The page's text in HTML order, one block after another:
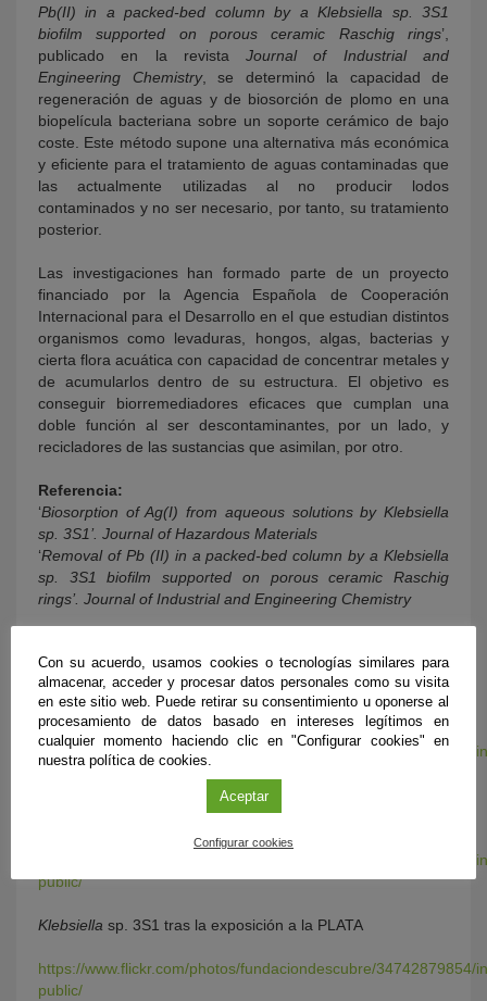
Pb(II) in a packed-bed column by a Klebsiella sp. 3S1
biofilm supported on porous ceramic Raschig rings’,
publicado en la revistaJournal of Industrial and
Engineering Chemistry, se determinó la capacidad de
regeneración de aguas y de biosorción de plomo en una
biopelícula bacteriana sobre un soporte cerámico de bajo
coste. Este método supone una alternativa más económica
y eficiente para el tratamiento de aguas contaminadas que
las actualmente utilizadas al no producir lodos
contaminados y no ser necesario, por tanto, su tratamiento
posterior.
Las investigaciones han formado parte de un proyecto
financiado por la Agencia Española de Cooperación
Internacional para el Desarrollo en el que estudian distintos
organismos como levaduras, hongos, algas, bacterias y
cierta flora acuática con capacidad de concentrar metales y
de acumularlos dentro de su estructura. El objetivo es
conseguir biorremediadores eficaces que cumplan una
doble función al ser descontaminantes, por un lado, y
recicladores de las sustancias que asimilan, por otro.
Referencia:
‘Biosorption of Ag(I) from aqueous solutions by Klebsiella
sp. 3S1’. Journal of Hazardous Materials
‘Removal of Pb (II) in a packed-bed column by a Klebsiella
sp. 3S1 biofilm supported on porous ceramic Raschig
rings’. Journal of Industrial and Engineering Chemistry
(De Izquierda a derecha) Encarnación Ruiz, Antonio Jesús
Muñoz y Francisco Espínola, autores del artículo
https://www.flickr.com/photos/fundaciondescubre/35545405836/
sp. 3S1 en su estado original
https://www.flickr.com/photos/fundaciondescubre/34742880104/
public/
Klebsiella sp. 3S1 tras la exposición a la PLATA
https://www.flickr.com/photos/fundaciondescubre/34742879854/
public/
Con su acuerdo, usamos cookies o tecnologías similares para
almacenar, acceder y procesar datos personales como su visita
en este sitio web. Puede retirar su consentimiento u oponerse al
procesamiento de datos basado en intereses legítimos en
cualquier momento haciendo clic en "Configurar cookies" en
nuestra política de cookies.
Aceptar
Configurar cookies